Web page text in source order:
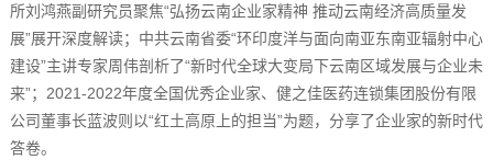
所刘鸿燕副研究员聚焦“弘扬云南企业家精神 推动云南经济高质量发
展”展开深度解读；中共云南省委“环印度洋与面向南亚东南亚辐射中心
建设”主讲专家周伟剖析了“新时代全球大变局下云南区域发展与企业未
来”；2021-2022年度全国优秀企业家、健之佳医药连锁集团股份有限
公司董事长蓝波则以“红土高原上的担当”为题，分享了企业家的新时代
答卷。